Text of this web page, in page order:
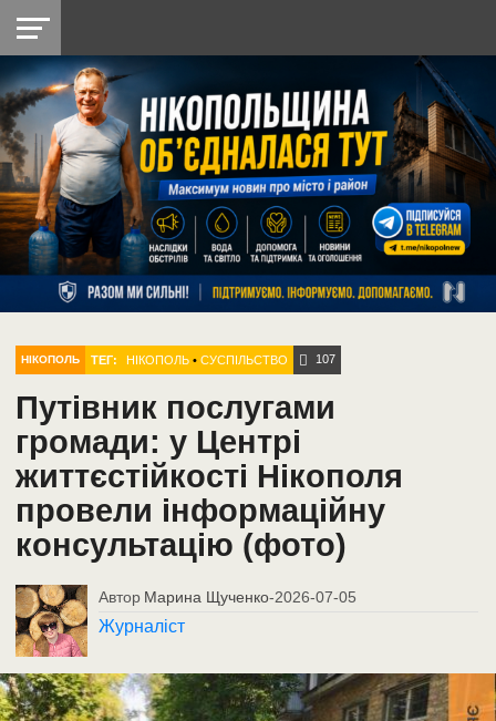
НІКОПОЛЬ
РАЙОН
СІЧЕСЛАВСЬКА
УКРАЇНА
РЕТРО
НІКОПОЛЬ
ЛАЙТ
УКРАЇНА
ДОПОМОГА
РАДІО
НІКОПОЛЬ ТЕГ: НІКОПОЛЬ •СУСПІЛЬСТВО 107
Путівник послугами
громади: у Центрі
життєстійкості Нікополя
провели інформаційну
консультацію (фото)
Автор Марина Щученко-2026-07-05
Журналіст